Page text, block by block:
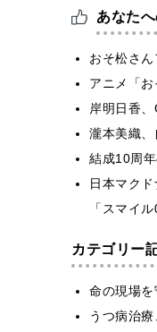
あなた
おそ松さ
アニメ「
岸明日香
瀧本美織
結成10周
日本マク
「スマイ
カテゴリー
命の現場
うつ病治